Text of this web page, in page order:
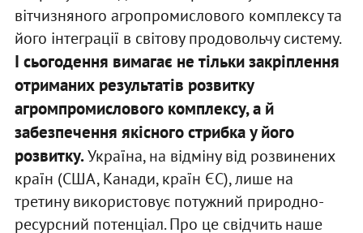
вітчизняного агропромислового комплексу та
його інтеграції в світову продовольчу систему.
І сьогодення вимагає не тільки закріплення
отриманих результатів розвитку
агромпромислового комплексу, а й
забезпечення якісного стрибка у його
розвитку.Україна, на відміну від розвинених
країн (США, Канади, країн ЄС), лише на
третину використовує потужний природно-
ресурсний потенціал. Про це свідчить наше